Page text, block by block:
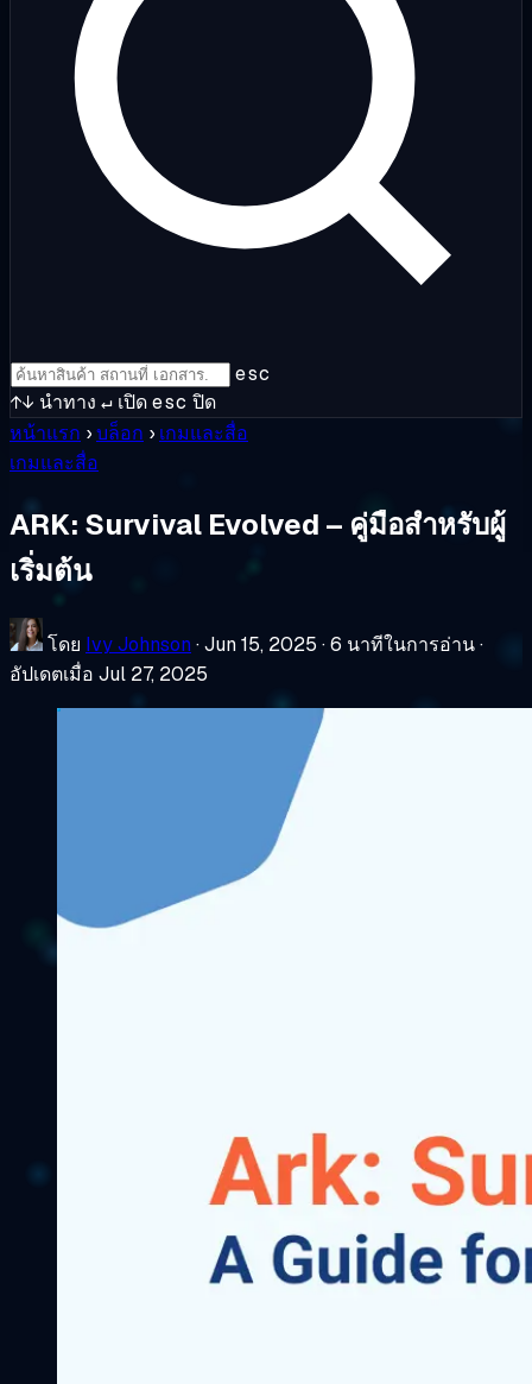
esc
↑↓ นำทาง ↵ เปิดesc ปิด
หน้าแรก ›บล็อก › เกมและสื่อ
เกมและสื่อ
ARK: Survival Evolved – คู่มือสำหรับผู้
เริ่มต้น
โดย Ivy Johnson ·Jun 15, 2025 ·6 นาทีในการอ่าน·
อัปเดตเมื่อ Jul 27, 2025